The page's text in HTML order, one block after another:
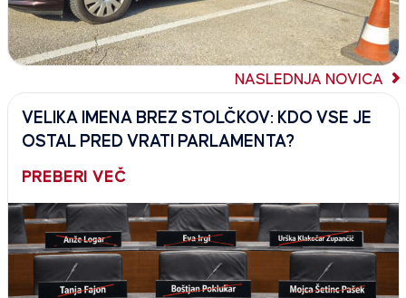
NASLEDNJA NOVICA
VELIKA IMENA BREZ STOLČKOV: KDO VSE JE
OSTAL PRED VRATI PARLAMENTA?
PREBERI VEČ